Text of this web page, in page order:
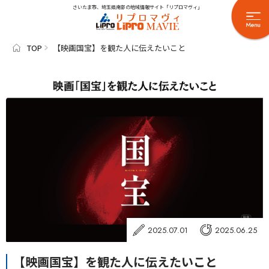
さいたま市、埼玉県南部の地域情報サイト「リプロマヴィ」
TOP 【映画国宝】を観た人に伝えたいこと
2025.07.01 2025.06.25
【映画国宝】を観た人に伝えたいこと